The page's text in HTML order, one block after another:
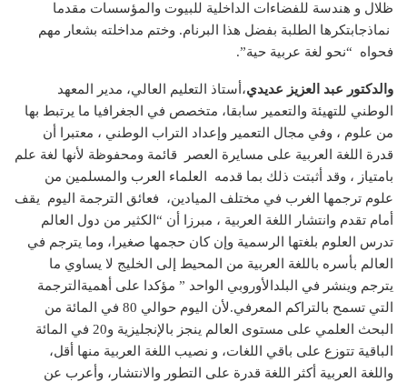
ظلال و هندسة للفضاءات الداخلية للبيوت والمؤسسات مقدما
نماذجابتكرها الطلبة بفضل هذا البرنام. وختم مداخلته بشعار مهم
فحواه “نحو لغة عربية حية”.
والدكتور عبد العزيز عديدي،أستاذ التعليم العالي، مدير المعهد
الوطني للتهيئة والتعمير سابقا، متخصص في الجغرافيا ما يرتبط بها
من علوم ، وفي مجال التعمير وإعداد التراب الوطني ، معتبرا أن
قدرة اللغة العربية على مسايرة العصر قائمة ومحفوظة لأنها لغة علم
بامتياز ، وقد أثبتت ذلك بما قدمه العلماء العرب والمسلمين من
علوم ترجمها الغرب في مختلف الميادين، فعائق الترجمة اليوم يقف
أمام تقدم وانتشار اللغة العربية ، مبرزا أن “الكثير من دول العالم
تدرس العلوم بلغتها الرسمية وإن كان حجمها صغيرا، وما يترجم في
العالم بأسره باللغة العربية من المحيط إلى الخليج لا يساوي ما
يترجم وينشر في البلدالأوروبي الواحد ” مؤكدا على أهميةالترجمة
التي تسمح بالتراكم المعرفي.لأن اليوم حوالي 80 في المائة من
البحث العلمي على مستوى العالم ينجز بالإنجليزية و20 في المائة
الباقية تتوزع على باقي اللغات، و نصيب اللغة العربية منها أقل،
واللغة العربية أكثر اللغة قدرة على التطور والانتشار، وأعرب عن